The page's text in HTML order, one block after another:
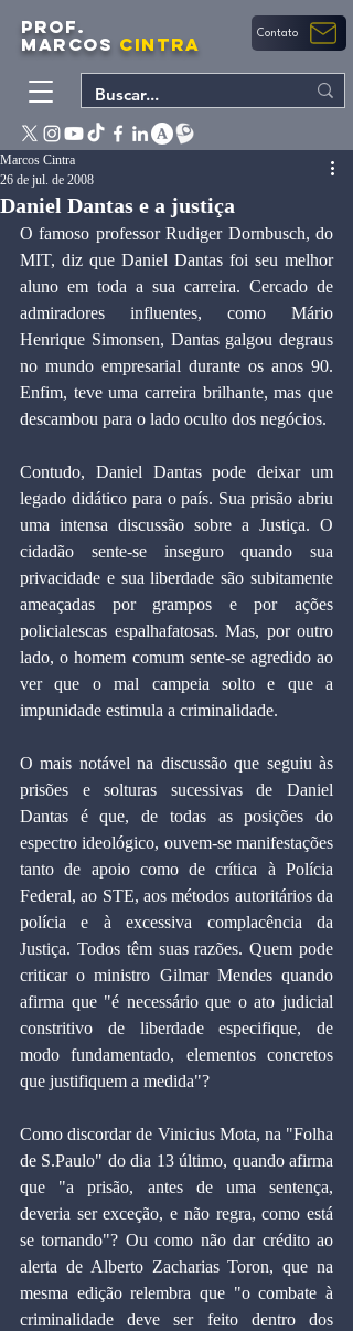
PROF.
MARCOS CINTRA Contato
Daniel Dantas e a justiça
Marcos Cintra
26 de jul. de 2008
O famoso professor Rudiger Dornbusch, do
MIT, diz que Daniel Dantas foi seu melhor
aluno em toda a sua carreira. Cercado de
admiradores influentes, como Mário
Henrique Simonsen, Dantas galgou degraus
no mundo empresarial durante os anos 90.
Enfim, teve uma carreira brilhante, mas que
descambou para o lado oculto dos negócios.
Contudo, Daniel Dantas pode deixar um
legado didático para o país. Sua prisão abriu
uma intensa discussão sobre a Justiça. O
cidadão sente-se inseguro quando sua
privacidade e sua liberdade são subitamente
ameaçadas por grampos e por ações
policialescas espalhafatosas. Mas, por outro
lado, o homem comum sente-se agredido ao
ver que o mal campeia solto e que a
impunidade estimula a criminalidade.
O mais notável na discussão que seguiu às
prisões e solturas sucessivas de Daniel
Dantas é que, de todas as posições do
espectro ideológico, ouvem-se manifestações
tanto de apoio como de crítica à Polícia
Federal, ao STE, aos métodos autoritários da
polícia e à excessiva complacência da
Justiça. Todos têm suas razões. Quem pode
criticar o ministro Gilmar Mendes quando
afirma que "é necessário que o ato judicial
constritivo de liberdade especifique, de
modo fundamentado, elementos concretos
que justifiquem a medida"?
Como discordar de Vinicius Mota, na "Folha
de S.Paulo" do dia 13 último, quando afirma
que "a prisão, antes de uma sentença,
deveria ser exceção, e não regra, como está
se tornando"? Ou como não dar crédito ao
alerta de Alberto Zacharias Toron, que na
mesma edição relembra que "o combate à
criminalidade deve ser feito dentro dos